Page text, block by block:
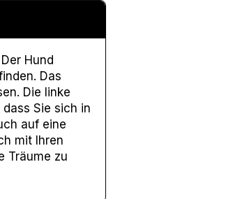
Hund
Das
Die linke
Sie sich in
auf eine
mit Ihren
Träume zu